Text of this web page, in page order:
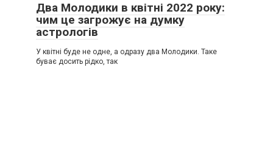
Два Молодики в квітні 2022 року:
чим це загрожує на думку
астрологів
У квітні буде не одне, а одразу два Молодики. Таке
буває досить рідко, так